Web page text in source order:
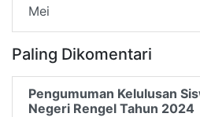
Mei
Paling Dikomentari
Pengumuman Kelulusan
Negeri Rengel Tahun 2024